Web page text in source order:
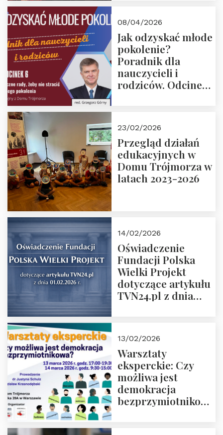
08/04/2026
Jak odzyskać młode
pokolenie?
Poradnik dla
nauczycieli i
rodziców. Odcinek
Rozmawiają red.
Grzegorz Górny i
prof. Michał
Łuczewski
23/02/2026
Przegląd działań
edukacyjnych w
Domu Trójmorza w
latach 2023-2026
14/02/2026
Oświadczenie
Fundacji Polska
Wielki Projekt
dotyczące artykułu
TVN24.pl z dnia
13/02/2026
Warsztaty
eksperckie: Czy
możliwa jest
demokracja
bezprzymiotnikowa?